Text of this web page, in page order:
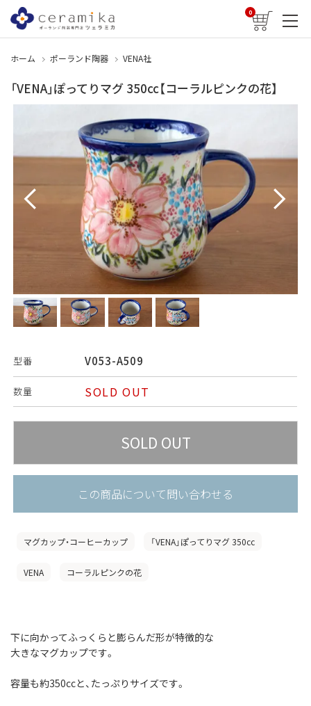
0
ホーム ポーランド陶器 VENA社
「VENA」ぽってりマグ 350cc【コーラルピンクの花】
型番 V053-A509
数量 SOLD OUT
この商品について問い合わせる
マグカップ・コーヒーカップ 「VENA」ぽってりマグ 350cc
VENA コーラルピンクの花
下に向かってふっくらと膨らんだ形が特徴的な
大きなマグカップです。
容量も約350ccと、たっぷりサイズです。